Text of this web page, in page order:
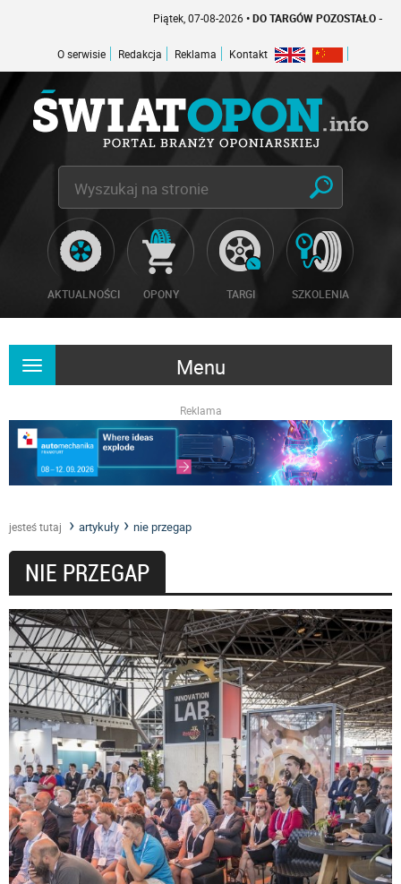
Piątek, 07-08-2026• DO TARGÓW POZOSTAŁO -1 DNI
O serwisie Redakcja Reklama Kontakt
AKTUALNOŚCI OPONY TARGI SZKOLENIA
Menu
Rozwiń
Reklama
jesteś tutaj artykuły nie przegap
NIE PRZEGAP